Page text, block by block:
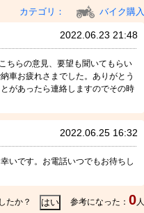
カテゴリ： バイク購入
2022.06.23 21:48
ちらの意見、要望も聞いてもらい
車お疲れさまでした。ありがとう
があったら連絡しますのでその時
2022.06.25 16:32
いです。お電話いつでもお待ちし
たか？ 参考になった： 0人